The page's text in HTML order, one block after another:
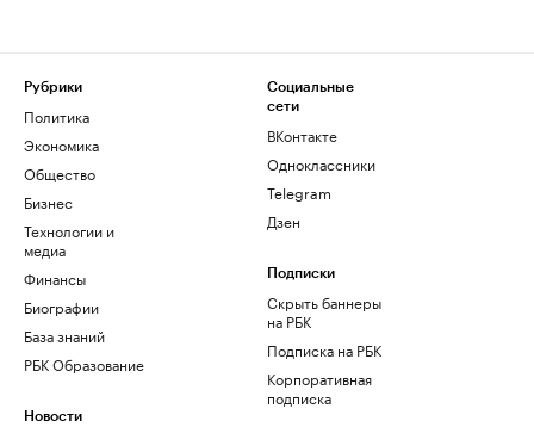
Рубрики
Политика
Экономика
Общество
Бизнес
Технологии и
медиа
Финансы
Биографии
База знаний
РБК Образование
Новости
Социальные
сети
ВКонтакте
Одноклассники
Telegram
Дзен
Подписки
Скрыть баннеры
на РБК
Подписка на РБК
Корпоративная
подписка